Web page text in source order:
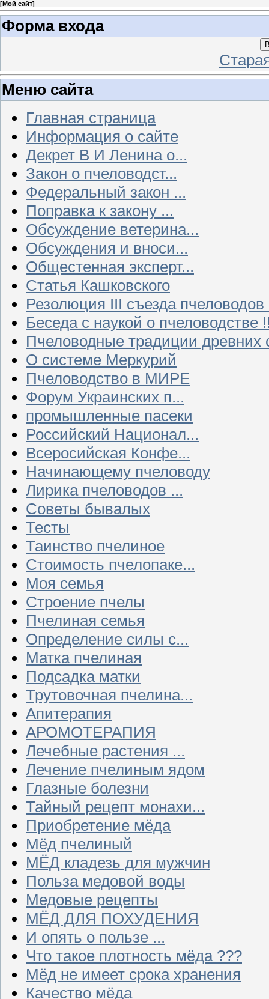
[Мой сайт]
Форма входа
Меню сайта
Главная страница
Информация о сайте
Декрет В И Ленина о...
Закон о пчеловодст...
Федеральный закон ...
Поправка к закону ...
Обсуждение ветерина...
Обсуждения и вноси...
Общестенная эксперт...
Статья Кашковского
Резолюция III съезда
Беседа с наукой о пчеловодстве
Пчеловодные традиции древних
О системе Меркурий
Пчеловодство в МИРЕ
Форум Украинских п...
промышленные пасеки
Российский Национал...
Всеросийская Конфе...
Начинающему пчеловоду
Лирика пчеловодов ...
Советы бывалых
Тесты
Таинство пчелиное
Стоимость пчелопаке...
Моя семья
Строение пчелы
Пчелиная семья
Определение силы с...
Матка пчелиная
Подсадка матки
Трутовочная пчелина...
Апитерапия
АРОМОТЕРАПИЯ
Лечебные растения ...
Лечение пчелиным ядом
Глазные болезни
Тайный рецепт монахи...
Приобретение мёда
Мёд пчелиный
МЁД кладезь для мужчин
Польза медовой воды
Медовые рецепты
МЁД ДЛЯ ПОХУДЕНИЯ
И опять о пользе ...
Что такое плотность мёда ???
Мёд не имеет срока хранения
Качество мёда